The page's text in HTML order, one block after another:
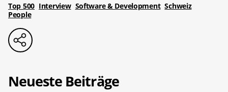
Top 500 Interview Software & Development Schweiz
People
Neueste Beiträge